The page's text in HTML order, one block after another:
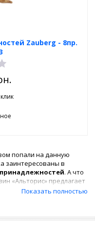
Zauberg - 8пр.
попали на данную
заинтересованы в
. А что
«Альторис» предлагает
Показать полностью